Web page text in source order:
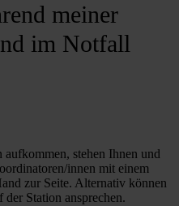
meiner
im Notfall
stehen Ihnen und
innen mit einem
zur Seite. Alternativ können
der Station ansprechen.